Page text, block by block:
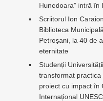
Hunedoara” intră în
Scriitorul Ion
Biblioteca
Petroșani, la 40 de
eternitate
Studenții
transformat
proiect cu impact în
Internațional